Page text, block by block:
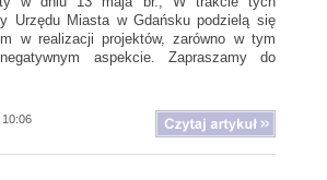
Urzędu Miasta w Gdańsku podzielą się
w realizacji projektów, zarówno w tym
aspekcie. Zapraszamy do